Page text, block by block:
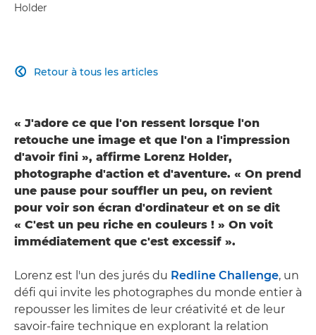
Holder
Retour à tous les articles

« J'adore ce que l'on ressent lorsque l'on
retouche une image et que l'on a l'impression
d'avoir fini », affirme Lorenz Holder,
photographe d'action et d'aventure. « On prend
une pause pour souffler un peu, on revient
pour voir son écran d'ordinateur et on se dit
« C'est un peu riche en couleurs ! » On voit
immédiatement que c'est excessif ».
Lorenz est l'un des jurés du Redline Challenge, un
défi qui invite les photographes du monde entier à
repousser les limites de leur créativité et de leur
savoir-faire technique en explorant la relation